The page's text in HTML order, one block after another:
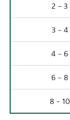
2 - 3
3 - 4
4 - 6
6 - 8
8 - 10